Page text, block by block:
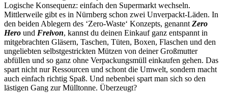
Logische Konsequenz: einfach den Supermarkt wechseln.
Mittlerweile gibt es in Nürnberg schon zwei Unverpackt-Läden. In
den beiden Ablegern des ‘Zero-Waste‘ Konzepts, genannt Zero
Hero und Freivon, kannst du deinen Einkauf ganz entspannt in
mitgebrachten Gläsern, Taschen, Tüten, Boxen, Flaschen und den
ungeliebten selbstgestrickten Mützen von deiner Großmutter
abfüllen und so ganz ohne Verpackungsmüll einkaufen gehen. Das
spart nicht nur Ressourcen und schont die Umwelt, sondern macht
auch einfach richtig Spaß. Und nebenbei spart man sich so den
lästigen Gang zur Mülltonne. Überzeugt?